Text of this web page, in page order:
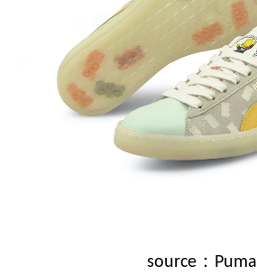
source：Puma